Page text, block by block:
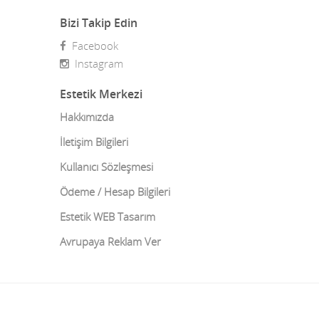
Denizli
Düzce
Edirne
Elazığ
Erzincan
Burun Estetiği Revizyonu
Burun Kemiği Eğriliği
Burun Ucu Kaldırma
Çarpık Bacak Ameliyatı
Çene Estetiği
Çene ve Diş Cerrahisi
Bizi Takip Edin
Facebook
Instagram
Estetik Merkezi
Hakkımızda
İletişim Bilgileri
Kullanıcı Sözleşmesi
Ödeme / Hesap Bilgileri
Estetik WEB Tasarım
Avrupaya Reklam Ver